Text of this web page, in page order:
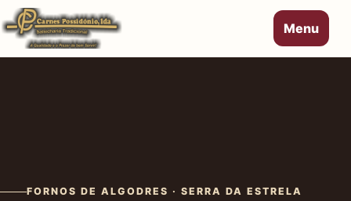
Menu
FORNOS DE ALGODRES · SERRA DA ESTRELA